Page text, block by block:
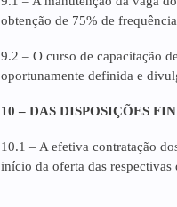
obtenção de 75% de
9.2 – O curso de capacitação
oportunamente definida e
10 – DAS DISPOSIÇÕES
10.1 – A efetiva contratação
início da oferta das